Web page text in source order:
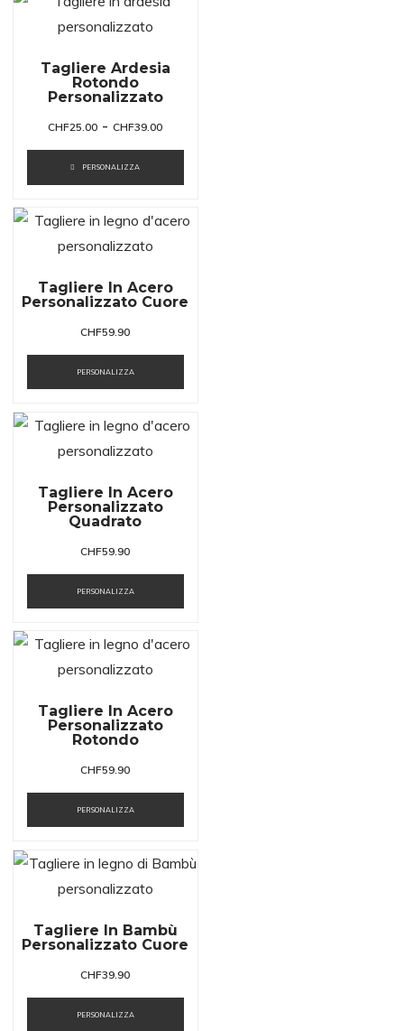
Tagliere Ardesia
Rotondo
Personalizzato
CHF25.00 - CHF39.00
PERSONALIZZA
Tagliere In Acero
Personalizzato Cuore
CHF59.90
PERSONALIZZA
Tagliere In Acero
Personalizzato
Quadrato
CHF59.90
PERSONALIZZA
Tagliere In Acero
Personalizzato
Rotondo
CHF59.90
PERSONALIZZA
Tagliere In Bambù
Personalizzato Cuore
CHF39.90
PERSONALIZZA